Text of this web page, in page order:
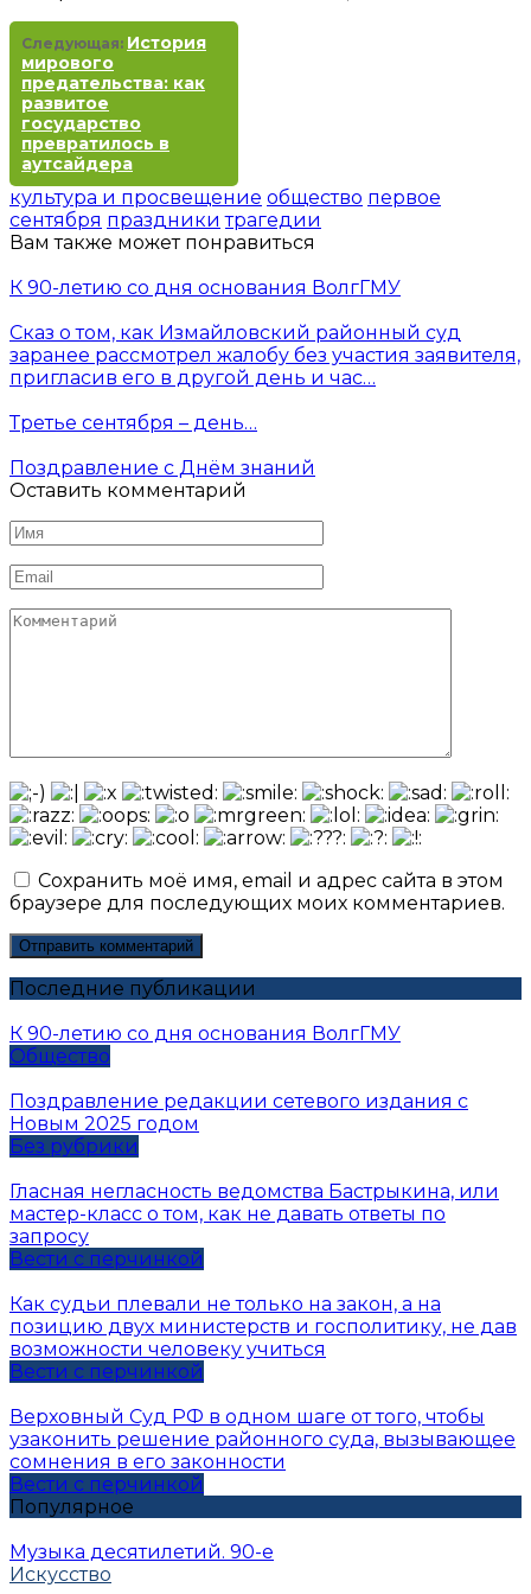
Следующая: История
мирового
предательства: как
развитое
государство
превратилось в
аутсайдера
культура и просвещение общество первое
сентября праздники трагедии
Вам также может понравиться
К 90-летию со дня основания ВолгГМУ
Сказ о том, как Измайловский районный суд
заранее рассмотрел жалобу без участия заявителя,
пригласив его в другой день и час…
Третье сентября – день…
Поздравление с Днём знаний
Оставить комментарий
Имя
*
Email
*
Комментарий
Сохранить моё имя, email и адрес сайта в этом
браузере для последующих моих комментариев.
Последние публикации
К 90-летию со дня основания ВолгГМУ
Общество
Поздравление редакции сетевого издания с
Новым 2025 годом
Без рубрики
Гласная негласность ведомства Бастрыкина, или
мастер-класс о том, как не давать ответы по
запросу
Вести с перчинкой
Как судьи плевали не только на закон, а на
позицию двух министерств и госполитику, не дав
возможности человеку учиться
Вести с перчинкой
Верховный Суд РФ в одном шаге от того, чтобы
узаконить решение районного суда, вызывающее
сомнения в его законности
Вести с перчинкой
Популярное
Музыка десятилетий. 90-е
Искусство